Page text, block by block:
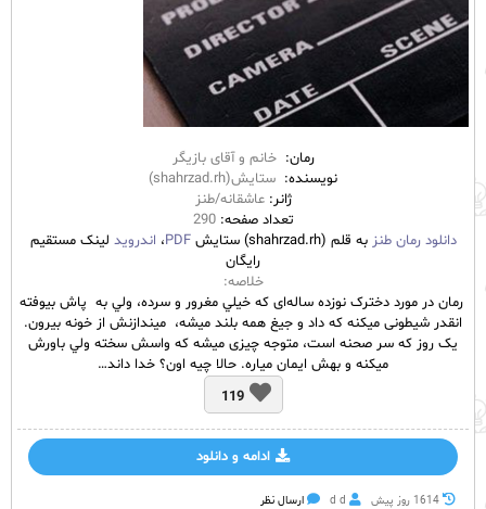
رمان:خانم و آقای بازیگر
نویسنده: ستایش(shahrzad.rh)
ژانر:عاشقانه/طنز
تعداد صفحه: 290
دانلود رمان طنز به قلم (shahrzad.rh) ستایش PDF، اندروید لینک مستقیم
رایگان
خلاصه:
رمان در مورد دخترک نوزده ساله‌ای كه خيلي مغرور و سرده، ولي به پاش بيوفته
انقدر شيطونی ميكنه كه داد و جيغ همه بلند ميشه، ميندازنش از خونه بيرون.
يک روز كه سر صحنه‌ است، متوجه چيزی ميشه كه واسش سخته ولي باورش
ميكنه و بهش ايمان مياره. حالا چيه اون؟ خدا داند…
119
ادامه و دانلود
1614 روز پيش d d ارسال نظر